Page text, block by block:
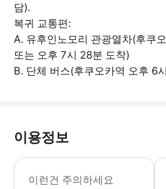
담).
복귀 교통편:
A. 유후인노모리 관광열차(후쿠
또는 오후 7시 28분 도착)
B. 단체 버스(후쿠오카역 오후 6
이용정보
이런건 주의하세요
지